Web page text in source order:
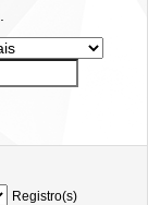
Registro(s)